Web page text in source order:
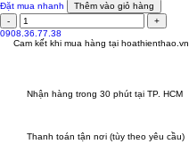
Đặt mua nhanh
Thêm vào giỏ hàng
0908.36.77.38
Cam kết khi mua hàng tại hoathienthao.vn
Nhận hàng trong 30 phút tại TP. HCM
Thanh toán tận nơi (tùy theo yêu cầu)